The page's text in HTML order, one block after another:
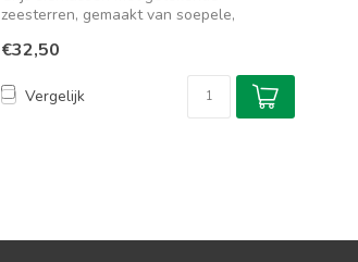
zeesterren, gemaakt van soepele,
€32,50
Vergelijk